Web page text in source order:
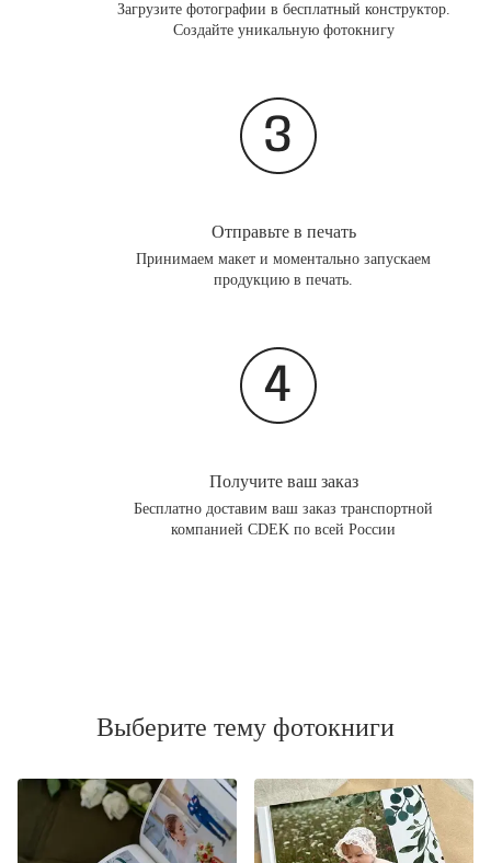
Загрузите фотографии в бесплатный конструктор.
Создайте уникальную фотокнигу
Отправьте в печать
Принимаем макет и моментально запускаем
продукцию в печать.
Получите ваш заказ
Бесплатно доставим ваш заказ транспортной
компанией CDEK по всей России
Выберите тему фотокниги